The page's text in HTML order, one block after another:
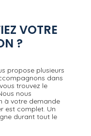
VOTRE
?
propose plusieurs
dans
trouvez le
nous
à votre demande
est complet. Un
durant tout le